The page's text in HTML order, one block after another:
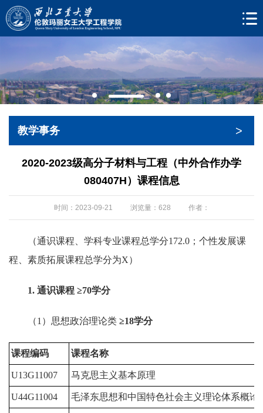
教学事务 >
2020-2023级高分子材料与工程（中外合作办学
080407H）课程信息
时间：2023-09-21 浏览量： 628 作者：
（通识课程、学科专业课程总学分172.0；个性发展课
程、素质拓展课程总学分为X）
1. 通识课程 ≥70学分
（1）思想政治理论类 ≥18学分
课程编码 课程名称
U13G11007 马克思主义基本原理
U44G11004 毛泽东思想和中国特色社会主义理论体系概论